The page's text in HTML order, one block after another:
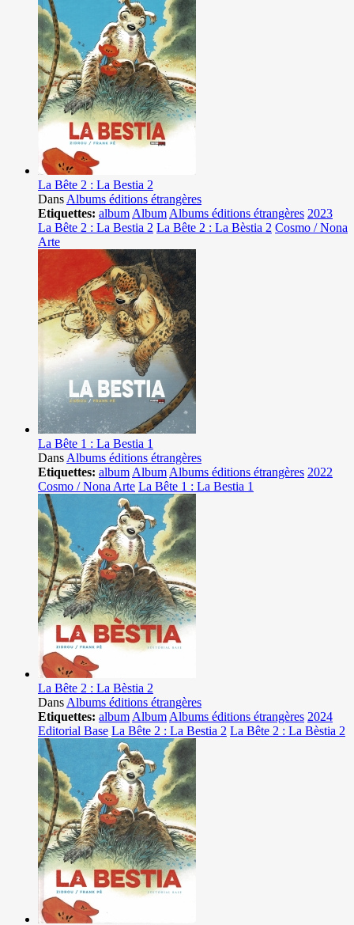
La Bête 2 : La Bestia 2
Dans Albums éditions étrangères
Etiquettes: album Album Albums éditions étrangères 2023
La Bête 2 : La Bestia 2 La Bête 2 : La Bèstia 2 Cosmo / Nona
Arte
La Bête 1 : La Bestia 1
Dans Albums éditions étrangères
Etiquettes: album Album Albums éditions étrangères 2022
Cosmo / Nona Arte La Bête 1 : La Bestia 1
La Bête 2 : La Bèstia 2
Dans Albums éditions étrangères
Etiquettes: album Album Albums éditions étrangères 2024
Editorial Base La Bête 2 : La Bestia 2 La Bête 2 : La Bèstia 2